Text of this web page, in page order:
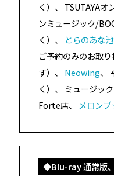
く）、 TSUTAYAオ
ンミュージック/
く）、
とらのあな
ご予約のみのお取
す）、 Neowing、
く）、 ミュージッ
Forte店、 メロンブ
◆Blu-ray 通常版